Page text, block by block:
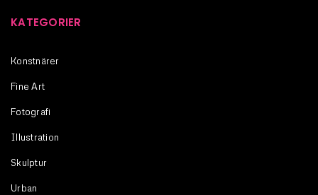
KATEGORIER
Konstnärer
Fine Art
Fotografi
Illustration
Skulptur
Urban